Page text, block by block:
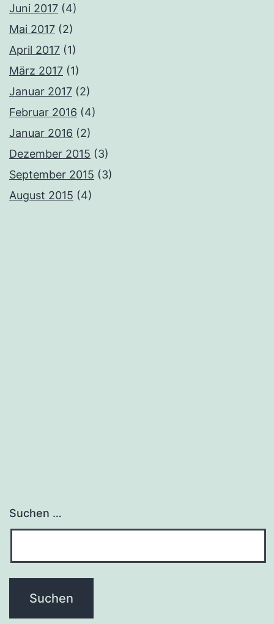
Juni 2017 (4)
Mai 2017 (2)
April 2017 (1)
März 2017 (1)
Januar 2017 (2)
Februar 2016 (4)
Januar 2016 (2)
Dezember 2015 (3)
September 2015 (3)
August 2015 (4)
Suchen …